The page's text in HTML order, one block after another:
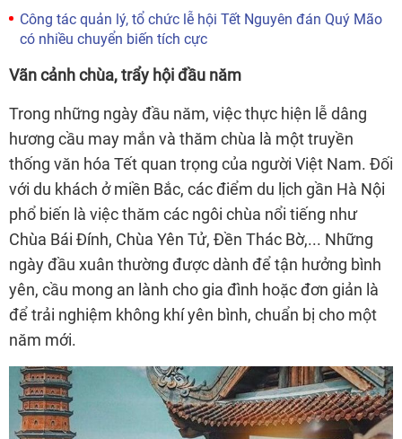
Công tác quản lý, tổ chức lễ hội Tết Nguyên đán Quý Mão
có nhiều chuyển biến tích cực
Vãn cảnh chùa, trẩy hội đầu năm
Trong những ngày đầu năm, việc thực hiện lễ dâng
hương cầu may mắn và thăm chùa là một truyền
thống văn hóa Tết quan trọng của người Việt Nam. Đối
với du khách ở miền Bắc, các điểm du lịch gần Hà Nội
phổ biến là việc thăm các ngôi chùa nổi tiếng như
Chùa Bái Đính, Chùa Yên Tử, Đền Thác Bờ,... Những
ngày đầu xuân thường được dành để tận hưởng bình
yên, cầu mong an lành cho gia đình hoặc đơn giản là
để trải nghiệm không khí yên bình, chuẩn bị cho một
năm mới.